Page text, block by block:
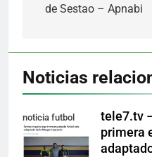
de Sestao – Apnabi
Noticias
noticia futbol
adaptado
tele7.tv
primera